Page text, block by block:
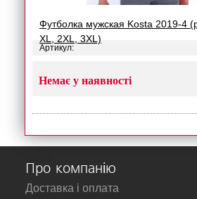
Футболка мужская Kosta 2019-4
XL, 2XL, 3XL)
Артикул:
Немає у наявності
Про компанію
Доставка і оплата